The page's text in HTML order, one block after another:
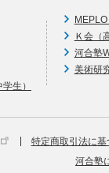
生）
Ｋ会（
河合塾
美術研
特定商取引法に基
河合塾